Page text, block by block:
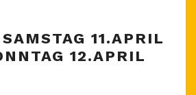
SAMSTAG
11.APRIL
11.APRIL
12.APRIL